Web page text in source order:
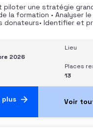
piloter une stratégie
la formation • Analyser
donateurs• Identifier et
Construire un
et piloter le parcours
2026
Lieu
Places
13
plus